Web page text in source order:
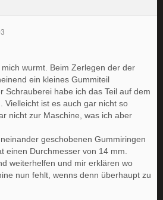
wurmt. Beim Zerlegen der der
ein kleines Gummiteil
Schrauberei habe ich das Teil auf dem
Vielleicht ist es auch gar nicht so
nicht zur Maschine, was ich aber
geschobenen Gummiringen
einen Durchmesser von 14 mm.
weiterhelfen und mir erklären wo
nun fehlt, wenns denn überhaupt zu